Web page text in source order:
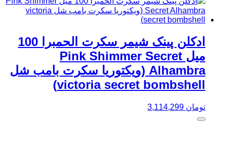
ادکلن پینک شیمر سکرت الحمبرا 100
میل Pink Shimmer Secret
Alhambra (ویکتوریا سکرت بامب شل
victoria secret bombshell)
تومان